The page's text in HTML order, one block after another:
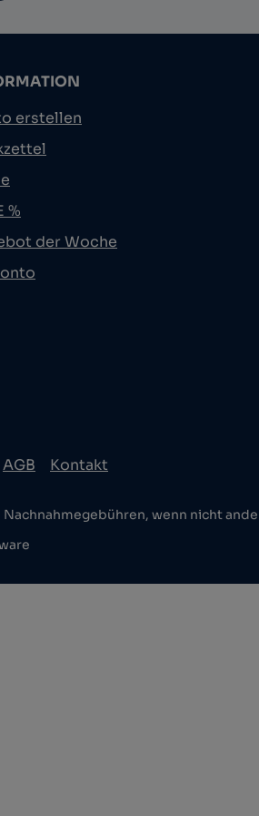
erstellen
%
der Woche
AGB Kontakt
Nachnahmegebühren, wenn nicht